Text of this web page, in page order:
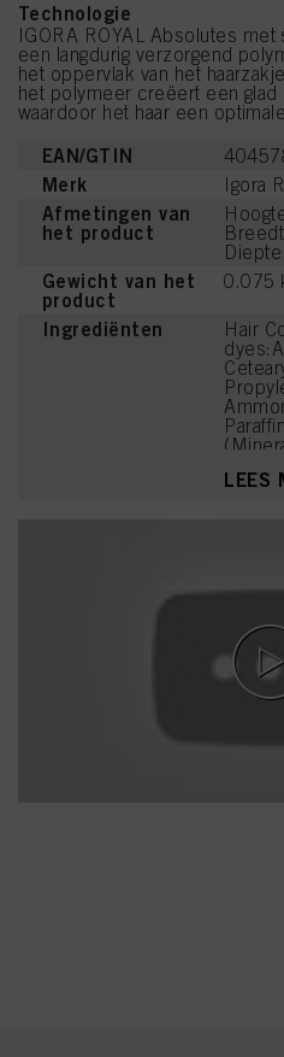
Technologie
IGORA ROYAL Absolutes
een langdurig verzorgend
het oppervlak van het
het polymeer creëert een glad
waardoor het haar een
EAN/GTIN
Merk Igora
Afmetingen van
het product
Gewicht van het
product
0.075
Ingrediënten
Hair
EDTA,
LEES